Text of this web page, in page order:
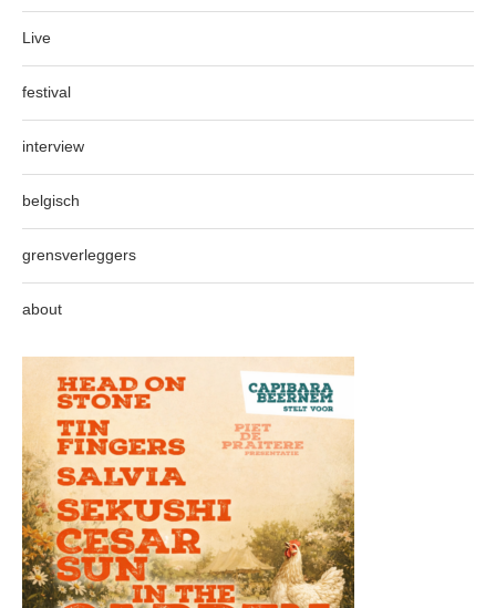
Live
festival
interview
belgisch
grensverleggers
about